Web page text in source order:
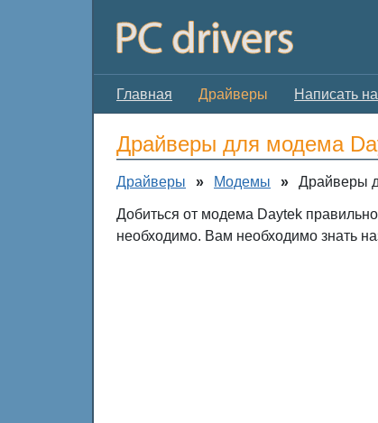
Главная Драйверы Написать
Драйверы для модема
Драйверы » Модемы » Драйверы
Добиться от модема Daytek
необходимо. Вам необходимо знать